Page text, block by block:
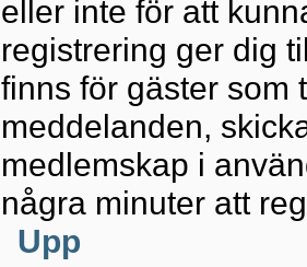
eller inte för att
registrering ger dig
finns för gäster som
meddelanden,
medlemskap i
några minuter att
Upp